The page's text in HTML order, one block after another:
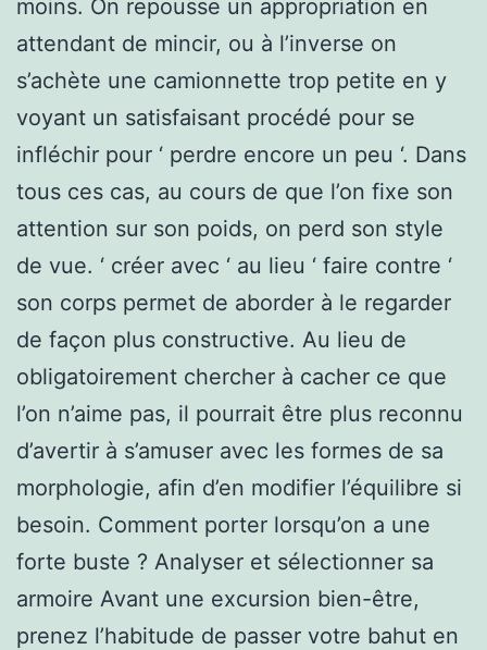
moins. On repousse un appropriation en
attendant de mincir, ou à l’inverse on
s’achète une camionnette trop petite en y
voyant un satisfaisant procédé pour se
infléchir pour ‘ perdre encore un peu ‘. Dans
tous ces cas, au cours de que l’on fixe son
attention sur son poids, on perd son style
de vue. ‘ créer avec ‘ au lieu ‘ faire contre ‘
son corps permet de aborder à le regarder
de façon plus constructive. Au lieu de
obligatoirement chercher à cacher ce que
l’on n’aime pas, il pourrait être plus reconnu
d’avertir à s’amuser avec les formes de sa
morphologie, afin d’en modifier l’équilibre si
besoin. Comment porter lorsqu’on a une
forte buste ? Analyser et sélectionner sa
armoire Avant une excursion bien-être,
prenez l’habitude de passer votre bahut en